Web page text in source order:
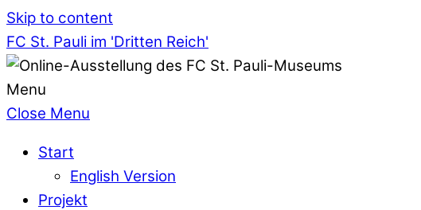
Skip to content
FC St. Pauli im 'Dritten Reich'
Menu
Close Menu
Start
English Version
Projekt